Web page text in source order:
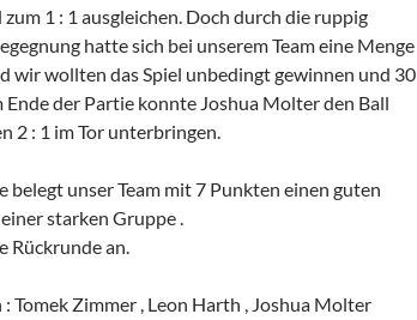
zum 1 : 1 ausgleichen. Doch durch die ruppig
hatte sich bei unserem Team eine Menge
wir wollten das Spiel unbedingt gewinnen und 30
Ende der Partie konnte Joshua Molter den Ball
2 : 1 im Tor unterbringen.
belegt unser Team mit 7 Punkten einen guten
starken Gruppe .
Rückrunde an.
: Tomek Zimmer , Leon Harth , Joshua Molter